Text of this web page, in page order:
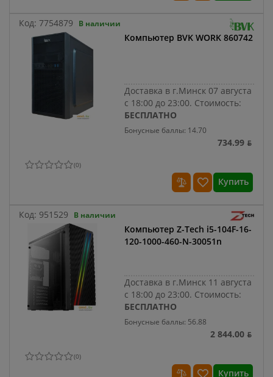
Код: 7754879 В наличии
Компьютер BVK WORK 860742
Доставка в г.Минск 07 августа
с 18:00 до 23:00. Стоимость:
БЕСПЛАТНО
Бонусные баллы: 14.70
734.99 ƃ
(0)
Купить
Код: 951529 В наличии
Компьютер Z-Tech i5-104F-16-
120-1000-460-N-30051n
Доставка в г.Минск 11 августа
с 18:00 до 23:00. Стоимость:
БЕСПЛАТНО
Бонусные баллы: 56.88
2 844.00 ƃ
(0)
Купить